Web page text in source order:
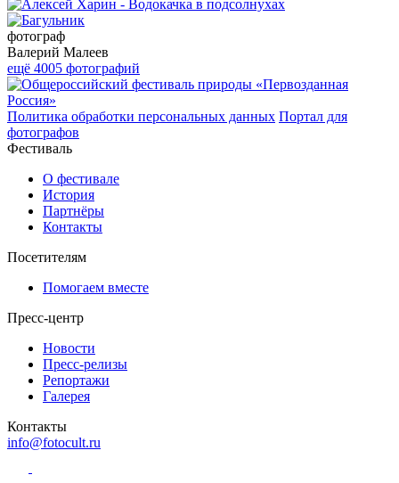
фотограф
Валерий Малеев
ещё 4005 фотографий
Политика обработки персональных данных Портал для
фотографов
Фестиваль
О фестивале
История
Партнёры
Контакты
Посетителям
Помогаем вместе
Пресс-центр
Новости
Пресс-релизы
Репортажи
Галерея
Контакты
info@fotocult.ru